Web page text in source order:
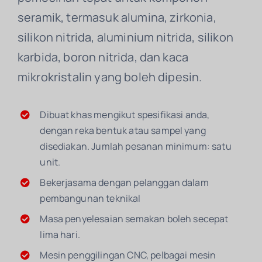
seramik, termasuk alumina, zirkonia,
silikon nitrida, aluminium nitrida, silikon
karbida, boron nitrida, dan kaca
mikrokristalin yang boleh dipesin.
Dibuat khas mengikut spesifikasi anda,
dengan reka bentuk atau sampel yang
disediakan. Jumlah pesanan minimum: satu
unit.
Bekerjasama dengan pelanggan dalam
pembangunan teknikal
Masa penyelesaian semakan boleh secepat
lima hari.
Mesin penggilingan CNC, pelbagai mesin